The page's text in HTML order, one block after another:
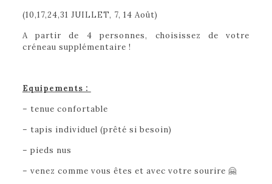
(10,17,24,31 JUILLET, 7, 14 Août)
A partir de 4 personnes, choisissez de votre
créneau supplémentaire !
Equipements :
– tenue confortable
– tapis individuel (prêté si besoin)
– pieds nus
– venez comme vous êtes et avec votre sourire 🤗